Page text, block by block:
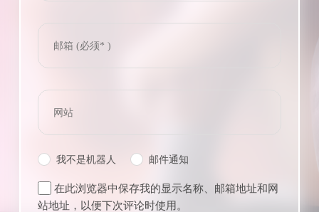
我不是机器人 邮件通知
在此浏览器中保存我的显示名称、邮箱地址和网
站地址，以便下次评论时使用。